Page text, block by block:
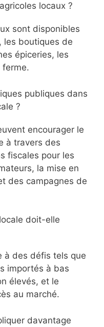
locaux ?
sont disponibles
les boutiques de
épiceries, les
ferme.
publiques dans
?
encourager le
à travers des
fiscales pour les
la mise en
des campagnes de
doit-elle
à des défis tels que
importés à bas
élevés, et le
au marché.
davantage